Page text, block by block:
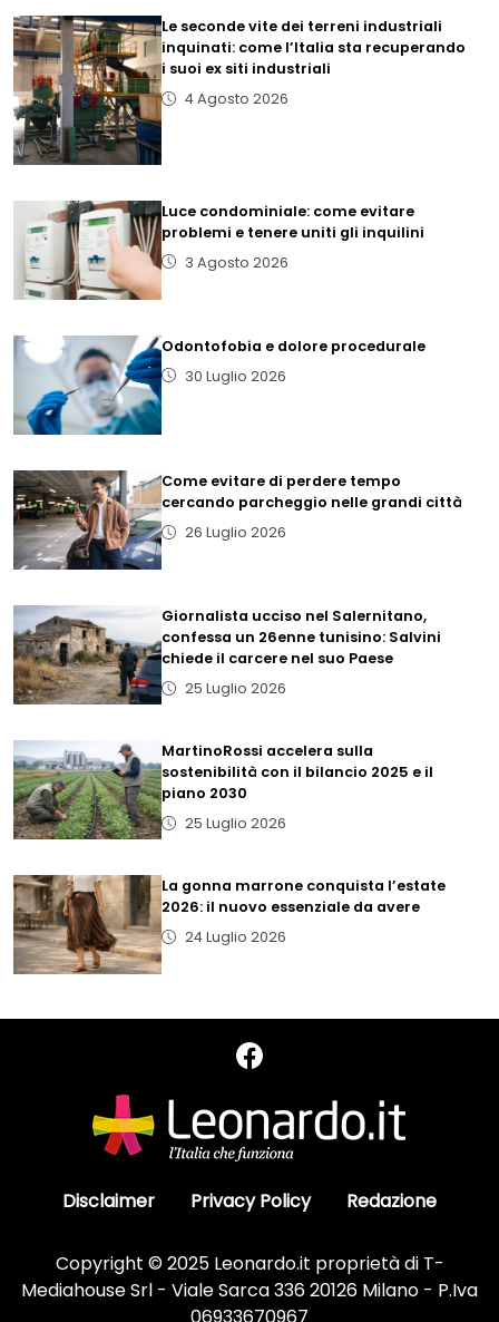
Le seconde vite dei terreni industriali
inquinati: come l’Italia sta recuperando
i suoi ex siti industriali
4 Agosto 2026
Luce condominiale: come evitare
problemi e tenere uniti gli inquilini
3 Agosto 2026
Odontofobia e dolore procedurale
30 Luglio 2026
Come evitare di perdere tempo
cercando parcheggio nelle grandi città
26 Luglio 2026
Giornalista ucciso nel Salernitano,
confessa un 26enne tunisino: Salvini
chiede il carcere nel suo Paese
25 Luglio 2026
MartinoRossi accelera sulla
sostenibilità con il bilancio 2025 e il
piano 2030
25 Luglio 2026
La gonna marrone conquista l’estate
2026: il nuovo essenziale da avere
24 Luglio 2026
Disclaimer Privacy Policy Redazione
Copyright © 2025 Leonardo.it proprietà di T-
Mediahouse Srl - Viale Sarca 336 20126 Milano - P.Iva